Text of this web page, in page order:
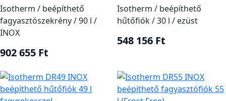
Isotherm / beépíthető
fagyasztószekrény / 90 l /
INOX
902 655 Ft
Isotherm / beépíthető
hűtőfiók / 30 l / ezüst
548 156 Ft